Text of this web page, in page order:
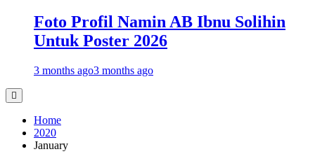
Foto Profil Namin AB Ibnu Solihin
Untuk Poster 2026
3 months ago3 months ago
Home
2020
January